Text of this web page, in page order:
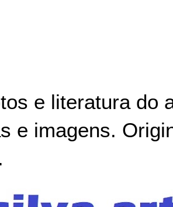
e literatura do
e imagens.